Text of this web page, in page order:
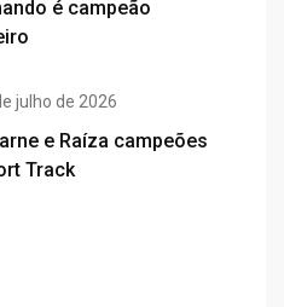
é campeão
julho de 2026
e Raíza campeões
Track